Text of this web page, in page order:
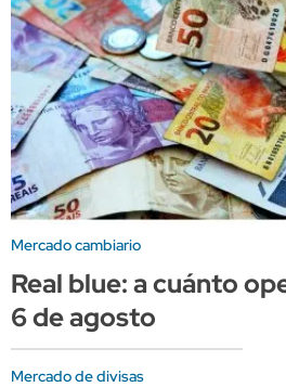
Mercado cambiario
Real blue: a cuánto
6 de agosto
Mercado de divisas